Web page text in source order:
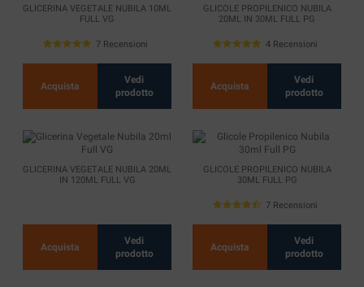
GLICERINA VEGETALE NUBILA 10ML
FULL VG
7 Recensioni
Acquista
Vedi
prodotto
GLICOLE PROPILENICO NUBILA
20ML IN 30ML FULL PG
4 Recensioni
Acquista
Vedi
prodotto
GLICERINA VEGETALE NUBILA 20ML
IN 120ML FULL VG
Acquista
Vedi
prodotto
GLICOLE PROPILENICO NUBILA
30ML FULL PG
7 Recensioni
Acquista
Vedi
prodotto